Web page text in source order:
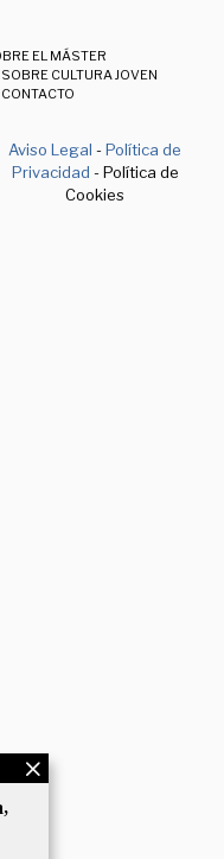
EL MÁSTER
SOBRE CULTURA JOVEN
CONTACTO
Aviso Legal -Política de
Privacidad - Política de
Cookies